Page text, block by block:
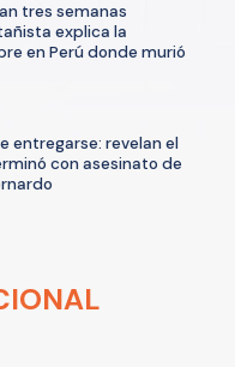
tres semanas
explica la
en Perú donde murió
entregarse: revelan el
con asesinato de